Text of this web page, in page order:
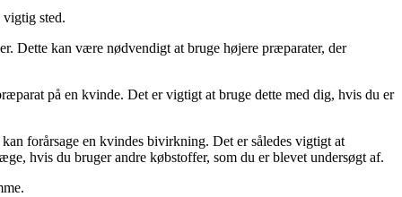
vigtig sted.
Dette kan være nødvendigt at bruge højere præparater, der
på en kvinde. Det er vigtigt at bruge dette med dig, hvis du er
forårsage en kvindes bivirkning. Det er således vigtigt at
hvis du bruger andre købstoffer, som du er blevet undersøgt af.